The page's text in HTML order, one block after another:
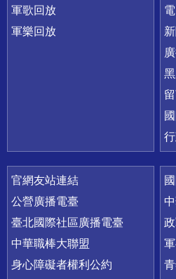
軍歌回放
軍樂回放
官網友站連結
公營廣播電臺
臺北國際社區廣播電臺
中華職棒大聯盟
身心障礙者權利公約